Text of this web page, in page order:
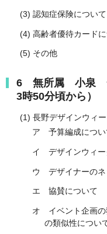
(3) 認知症保険について
(4) 高齢者優待カード
(5) その他
6 無所属 小泉
3時50分頃から）
(1) 長野デザインウィ
ア 予算編成につい
イ デザインウィー
ウ デザイナーのネ
エ 協賛について
オ イベント企画の
の類似性につい